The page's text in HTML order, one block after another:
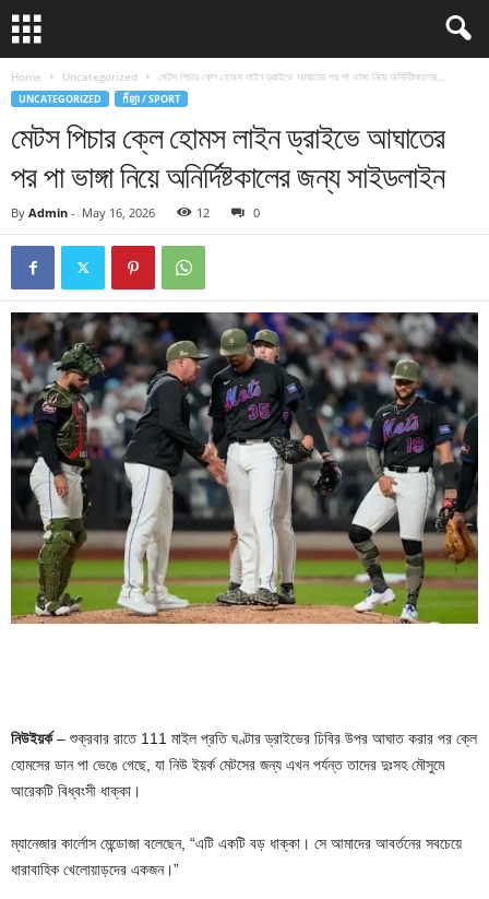
Home Uncategorized মেটস পিচার ক্লে হোমস লাইন ড্রাইভে আঘাতের পর পা ভাঙ্গা নিয়ে অনির্দিষ্টকালের...
UNCATEGORIZED កីឡា / SPORT
মেটস পিচার ক্লে হোমস লাইন ড্রাইভে আঘাতের
পর পা ভাঙ্গা নিয়ে অনির্দিষ্টকালের জন্য সাইডলাইন
By Admin - May 16, 2026 12 0
নিউইয়র্ক– শুক্রবার রাতে 111 মাইল প্রতি ঘণ্টার ড্রাইভের ঢিবির উপর আঘাত করার পর ক্লে
হোমসের ডান পা ভেঙে গেছে, যা নিউ ইয়র্ক মেটসের জন্য এখন পর্যন্ত তাদের দুঃসহ মৌসুমে
আরেকটি বিধ্বংসী ধাক্কা।
ম্যানেজার কার্লোস মেন্ডোজা বলেছেন, “এটি একটি বড় ধাক্কা। সে আমাদের আবর্তনের সবচেয়ে
ধারাবাহিক খেলোয়াড়দের একজন।”